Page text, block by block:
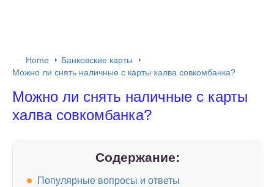
Home
Банковские карты
Можно ли снять наличные c карты халва совкомбанка?
Можно ли снять наличные c карты
халва совкомбанка?
Содержание:
Популярные вопросы и ответы